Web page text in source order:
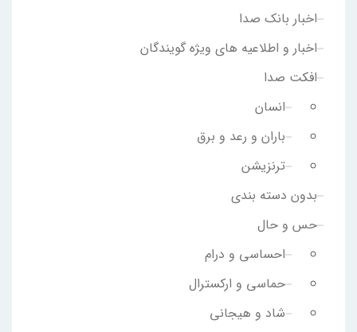
اخبار بانک صدا
اخبار و اطلاعیه های ویژه گویندگان
افکت صدا
انسان
باران و رعد و برق
ترنزیشن
بدون دسته بندی
حس و حال
احساسی و درام
حماسی و ارکسترال
شاد و هیجانی